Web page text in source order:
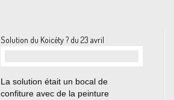
Solution du Koicéty ? du 23 avril
La solution était un bocal de
confiture avec de la peinture